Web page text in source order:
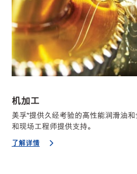
机加工
美孚™提供久经考验的高性能润滑油
和现场工程师提供支持。
了解详情